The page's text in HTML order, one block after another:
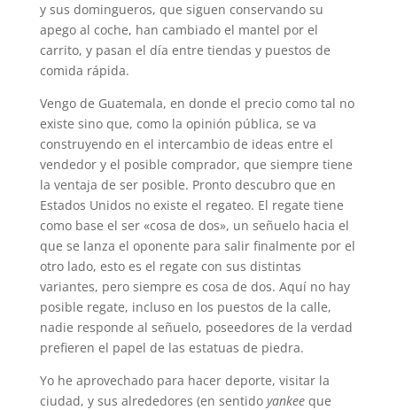
y sus domingueros, que siguen conservando su
apego al coche, han cambiado el mantel por el
carrito, y pasan el día entre tiendas y puestos de
comida rápida.
Vengo de Guatemala, en donde el precio como tal no
existe sino que, como la opinión pública, se va
construyendo en el intercambio de ideas entre el
vendedor y el posible comprador, que siempre tiene
la ventaja de ser posible. Pronto descubro que en
Estados Unidos no existe el regateo. El regate tiene
como base el ser «cosa de dos», un señuelo hacia el
que se lanza el oponente para salir finalmente por el
otro lado, esto es el regate con sus distintas
variantes, pero siempre es cosa de dos. Aquí no hay
posible regate, incluso en los puestos de la calle,
nadie responde al señuelo, poseedores de la verdad
prefieren el papel de las estatuas de piedra.
Yo he aprovechado para hacer deporte, visitar la
ciudad, y sus alrededores (en sentido yankeeque